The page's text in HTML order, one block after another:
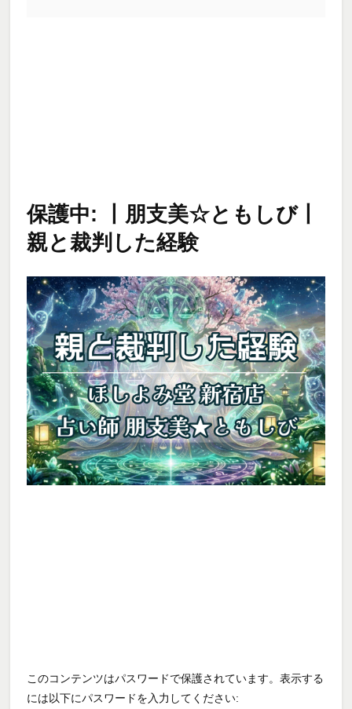
保護中: 丨朋支美☆ともしび丨
親と裁判した経験
このコンテンツはパスワードで保護されています。表示する
には以下にパスワードを入力してください: